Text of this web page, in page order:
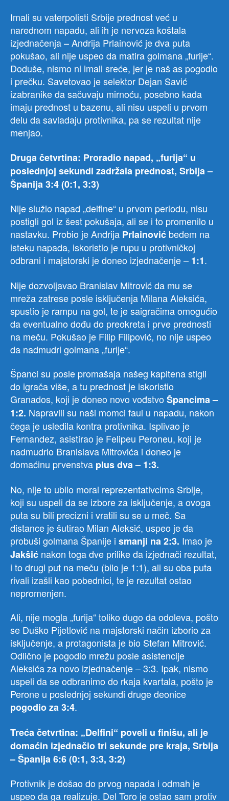
Imali su vaterpolisti Srbije prednost već u
narednom napadu, ali ih je nervoza koštala
izjednačenja – Andrija Prlainović je dva puta
pokušao, ali nije uspeo da matira golmana „furije“.
Doduše, nismo ni imali sreće, jer je naš as pogodio
i prečku. Savetovao je selektor Dejan Savić
izabranike da sačuvaju mirnoću, posebno kada
imaju prednost u bazenu, ali nisu uspeli u prvom
delu da savladaju protivnika, pa se rezultat nije
menjao.
Druga četvrtina: Proradio napad, „furija“ u
poslednjoj sekundi zadržala prednost, Srbija –
Španija 3:4 (0:1, 3:3)
Nije služio napad „delfine“ u prvom periodu, nisu
postigli gol iz šest pokušaja, ali se i to promenilo u
nastavku. Probio je Andrija Prlainović bedem na
isteku napada, iskoristio je rupu u protivničkoj
odbrani i majstorski je doneo izjednačenje – 1:1.
Nije dozvoljavao Branislav Mitrović da mu se
mreža zatrese posle isključenja Milana Aleksića,
spustio je rampu na gol, te je saigračima omogućio
da eventualno dođu do preokreta i prve prednosti
na meču. Pokušao je Filip Filipović, no nije uspeo
da nadmudri golmana „furije“.
Španci su posle promašaja našeg kapitena stigli
do igrača više, a tu prednost je iskoristio
Granados, koji je doneo novo vođstvoŠpancima –
1:2. Napravili su naši momci faul u napadu, nakon
čega je usledila kontra protivnika. Isplivao je
Fernandez, asistirao je Felipeu Peroneu, koji je
nadmudrio Branislava Mitrovića i doneo je
domaćinu prvenstva plus dva – 1:3.
No, nije to ubilo moral reprezentativcima Srbije,
koji su uspeli da se izbore za isključenje, a ovoga
puta su bili precizni i vratili su se u meč. Sa
distance je šutirao Milan Aleksić, uspeo je da
probuši golmana Španije i smanji na 2:3. Imao je
Jakšić nakon toga dve prilike da izjednači rezultat,
i to drugi put na meču (bilo je 1:1), ali su oba puta
rivali izašli kao pobednici, te je rezultat ostao
nepromenjen.
Ali, nije mogla „furija“ toliko dugo da odoleva, pošto
se Duško Pijetlović na majstorski način izborio za
isključenje, a protagonista je bio Stefan Mitrović.
Odlično je pogodio mrežu posle asistencije
Aleksića za novo izjednačenje – 3:3. Ipak, nismo
uspeli da se odbranimo do rkaja kvartala, pošto je
Perone u poslednjoj sekundi druge deonice
pogodio za 3:4.
Treća četvrtina: „Delfini“ poveli u finišu, ali je
domaćin izjednačio tri sekunde pre kraja, Srbija
– Španija 6:6 (0:1, 3:3, 3:2)
Protivnik je došao do prvog napada i odmah je
uspeo da ga realizuje. Del Toro je ostao sam protiv